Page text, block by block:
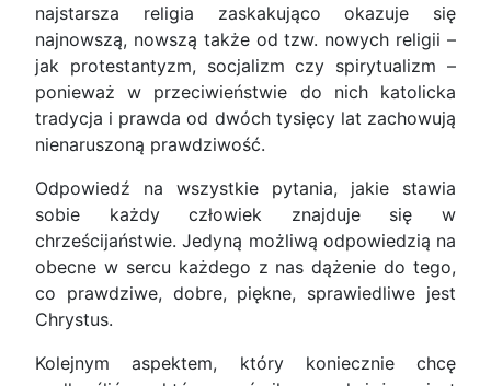
najstarsza religia zaskakująco okazuje się
najnowszą, nowszą także od tzw. nowych religii –
jak protestantyzm, socjalizm czy spirytualizm –
ponieważ w przeciwieństwie do nich katolicka
tradycja i prawda od dwóch tysięcy lat zachowują
nienaruszoną prawdziwość.
Odpowiedź na wszystkie pytania, jakie stawia
sobie każdy człowiek znajduje się w
chrześcijaństwie. Jedyną możliwą odpowiedzią na
obecne w sercu każdego z nas dążenie do tego,
co prawdziwe, dobre, piękne, sprawiedliwe jest
Chrystus.
Kolejnym aspektem, który koniecznie chcę